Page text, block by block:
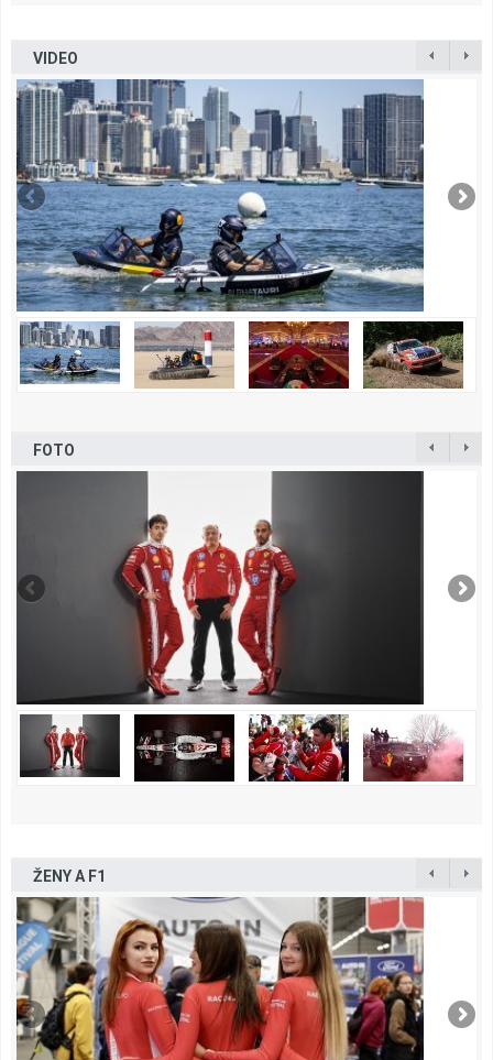
VIDEO
FOTO
ŽENY A F1